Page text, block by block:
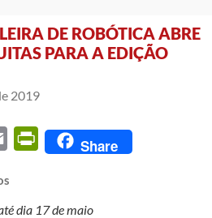
DE ROBÓTICA ABRE
PARA A EDIÇÃO
2019
Email PrintFriendly
Share
dia 17 de maio